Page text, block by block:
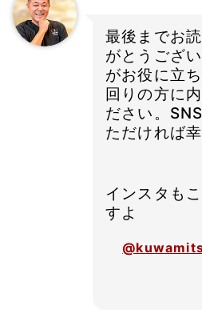
最後までお
がとうござ
がお役に立
回りの方に
ださい。
ただければ幸
インスタも
すよ